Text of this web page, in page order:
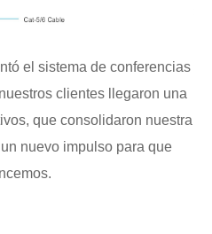
el sistema de conferencias
clientes llegaron una
que consolidaron nuestra
nuevo impulso para que